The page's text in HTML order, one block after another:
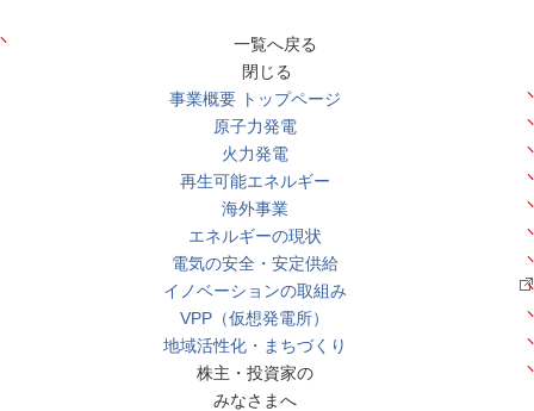
一覧へ戻る
閉じる
事業概要 トップページ
原子力発電
火力発電
再生可能エネルギー
海外事業
エネルギーの現状
電気の安全・安定供給
イノベーションの取組み
VPP（仮想発電所）
地域活性化・まちづくり
株主・投資家の
みなさまへ